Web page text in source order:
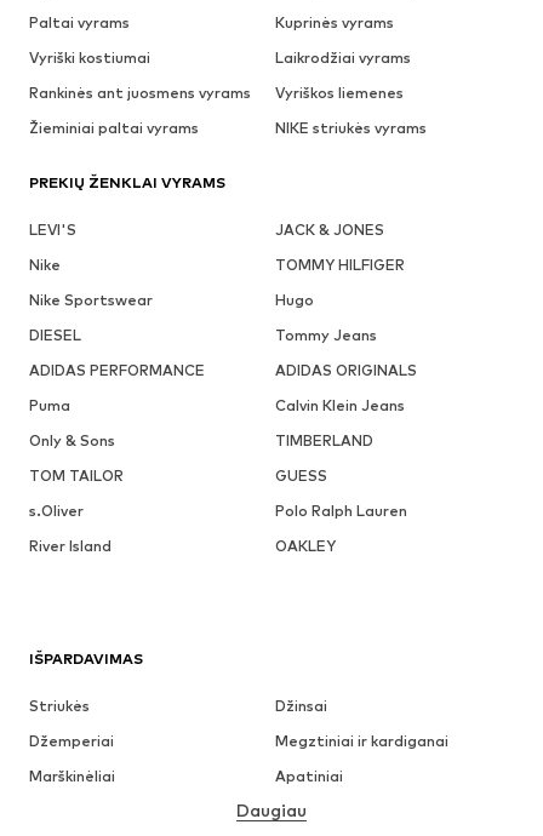
Paltai vyrams
Kuprinės vyrams
Vyriški kostiumai
Laikrodžiai vyrams
Rankinės ant juosmens vyrams
Vyriškos liemenes
Žieminiai paltai vyrams
NIKE striukės vyrams
PREKIŲ ŽENKLAI VYRAMS
LEVI'S
JACK & JONES
Nike
TOMMY HILFIGER
Nike Sportswear
Hugo
DIESEL
Tommy Jeans
ADIDAS PERFORMANCE
ADIDAS ORIGINALS
Puma
Calvin Klein Jeans
Only & Sons
TIMBERLAND
TOM TAILOR
GUESS
s.Oliver
Polo Ralph Lauren
River Island
OAKLEY
IŠPARDAVIMAS
Striukės
Džinsai
Džemperiai
Megztiniai ir kardiganai
Marškinėliai
Apatiniai
Marškiniai
Daugiau